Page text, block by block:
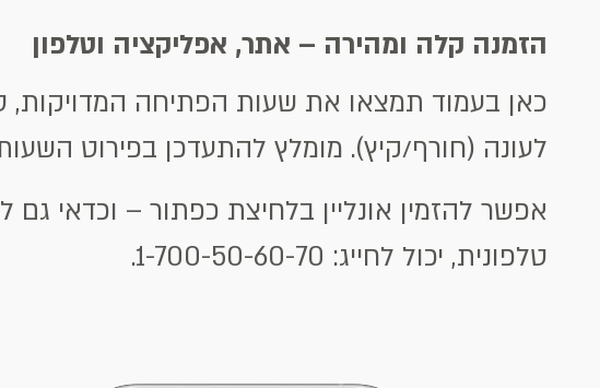
הזמנה קלה ומהירה – אתר, אפליקציה וטלפון
כאן בעמוד תמצאו את שעות הפתיחה המדויקות,
לעונה (חורף/קיץ). מומלץ להתעדכן בפירוט
אפשר להזמין אונליין בלחיצת כפתור – וכדאי
טלפונית, יכול לחייג: 1-700-50-60-70.